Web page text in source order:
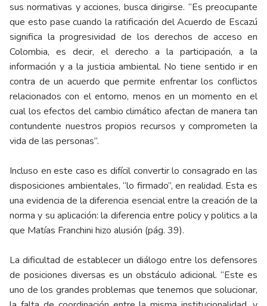
sus normativas y acciones, busca dirigirse. “Es preocupante
que esto pase cuando la ratificación del Acuerdo de Escazú
significa la progresividad de los derechos de acceso en
Colombia, es decir, el derecho a la participación, a la
información y a la justicia ambiental. No tiene sentido ir en
contra de un acuerdo que permite enfrentar los conflictos
relacionados con el entorno, menos en un momento en el
cual los efectos del cambio climático afectan de manera tan
contundente nuestros propios recursos y comprometen la
vida de las personas”.
Incluso en este caso es difícil convertir lo consagrado en las
disposiciones ambientales, “lo firmado”, en realidad. Esta es
una evidencia de la diferencia esencial entre la creación de la
norma y su aplicación: la diferencia entre policy y politics a la
que Matías Franchini hizo alusión (pág. 39).
La dificultad de establecer un diálogo entre los defensores
de posiciones diversas es un obstáculo adicional. “Este es
uno de los grandes problemas que tenemos que solucionar,